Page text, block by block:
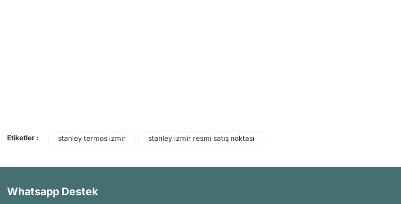
Etiketler : stanley termos izmir stanley izmir resmi satış noktası
Whatsapp Destek